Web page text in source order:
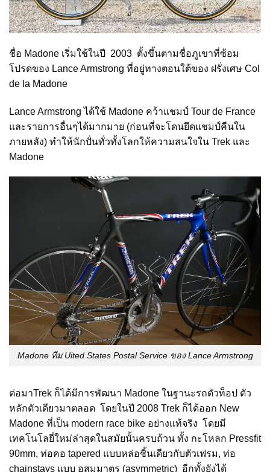
ชื่อ Madone เริ่มใช้ในปี 2003 ตั้งขึ้นตามชื่อภูเขาที่ซ้อม
โปรดของ Lance Armstrong ที่อยู่ทางตอนใต้ของ ฝรั่งเศษ Col
de la Madone
Lance Armstrong ได้ใช้ Madone คว้าแชมป์ Tour de France
และรายการอื่นๆได้มากมาย (ก่อนที่จะโดนยึดแชมป์คืนใน
ภายหลัง) ทำให้นักปั่นทั่วทั้งโลกให้ความสนใจใน Trek และ
Madone
Madone ทีม Uited States Postal Service ของ Lance Armstrong
ต่อมาTrek ก็ได้มีการพัฒนา Madone ในฐานะรถตัวท็อป ตัว
หลักตัวเดียวมาตลอด โดยในปี 2008 Trek ก็ได้ออก New
Madone ที่เป็น modern race bike อย่างแท้จริง โดยมี
เทคโนโลยี่ใหม่ล่าสุดในสมัยนั้นครบถ้วน ทั้ง กะโหลก Pressfit
90mm, ท่อคอ tapered แบบหล่อชิ้นเดียวกับตัวเฟรม, ท่อ
chainstays แบบ อสมมาตร (asymmetric) อีกทั้งยังได้